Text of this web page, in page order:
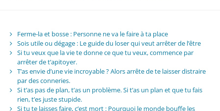
Ferme-la et bosse : Personne ne va le faire à ta place
Sois utile ou dégage : Le guide du loser qui veut arrêter de l’être
Si tu veux que la vie te donne ce que tu veux, commence par
arrêter de t’apitoyer.
T’as envie d’une vie incroyable ? Alors arrête de te laisser distraire
par des conneries.
Si t’as pas de plan, t’as un problème. Si t’as un plan et que tu fais
rien, t’es juste stupide.
Si tu te laisses faire, c’est mort : Pourquoi le monde bouffe les